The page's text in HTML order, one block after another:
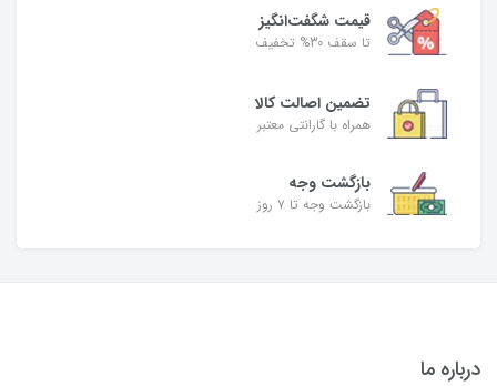
قیمت شگفت‌انگیز
تا سقف 30% تخفیف
تضمین اصالت کالا
همراه با گارانتی معتبر
بازگشت وجه
بازگشت وجه تا ۷ روز
درباره ما